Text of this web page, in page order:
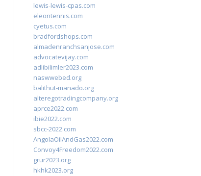
lewis-lewis-cpas.com
eleontennis.com
cyetus.com
bradfordshops.com
almadenranchsanjose.com
advocatevijay.com
adlibilimler2023.com
naswwebed.org
balithut-manado.org
alteregotradingcompany.org
aprce2022.com
ibie2022.com
sbcc-2022.com
AngolaOilAndGas2022.com
Convoy4Freedom2022.com
grur2023.org
hkhk2023.org